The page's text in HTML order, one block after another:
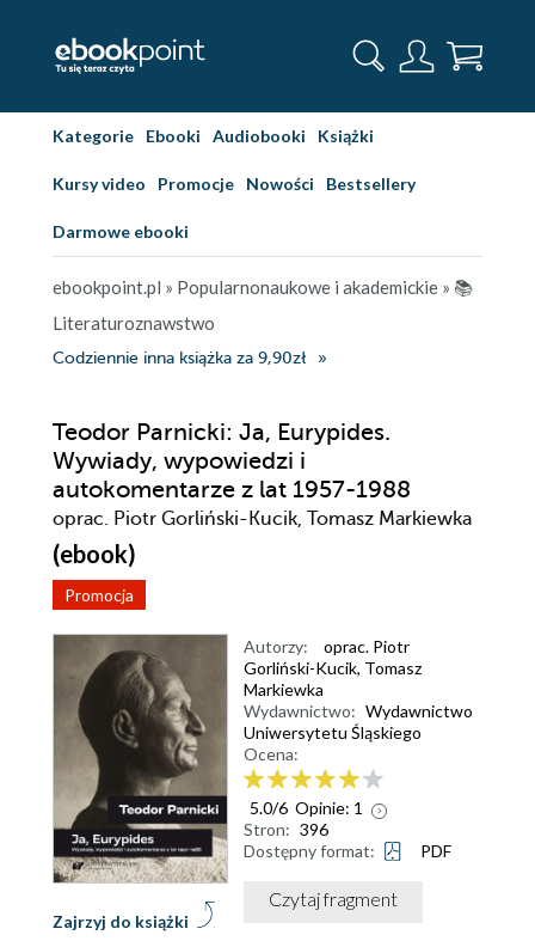
Kategorie Ebooki Audiobooki Książki
Kursy video Promocje Nowości Bestsellery
Darmowe ebooki
ebookpoint.pl » Popularnonaukowe i akademickie » 📚
Literaturoznawstwo
Codziennie inna książka za 9,90zł
Teodor Parnicki: Ja, Eurypides.
Wywiady, wypowiedzi i
autokomentarze z lat 1957-1988
oprac. Piotr Gorliński-Kucik, Tomasz Markiewka
(ebook)
Promocja
Zajrzyj do książki
Autorzy:
oprac. Piotr
Gorliński-Kucik, Tomasz
Markiewka
Wydawnictwo: Wydawnictwo
Uniwersytetu Śląskiego
Ocena:
5.0/6 Opinie: 1
Stron: 396
Dostępny format:
PDF
Czytaj fragment